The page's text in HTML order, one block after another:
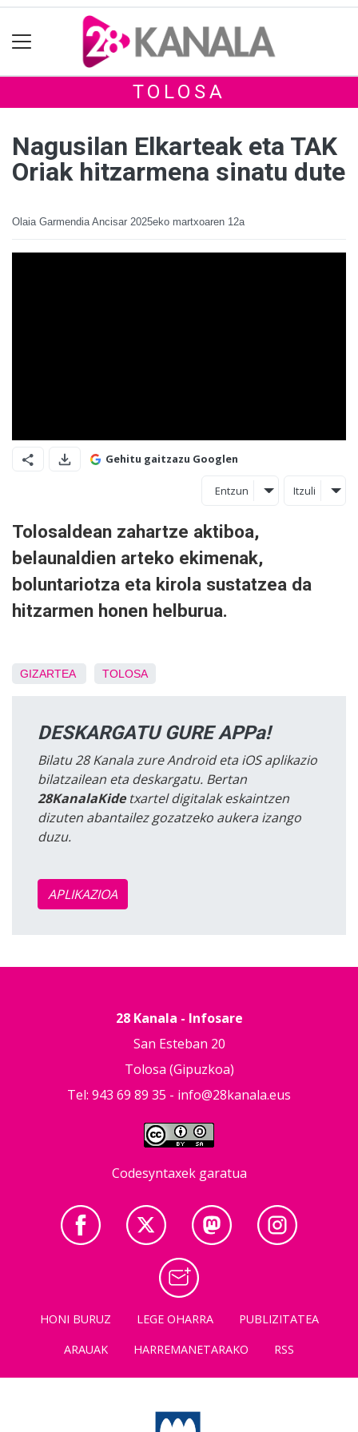
TOLOSA
Nagusilan Elkarteak eta TAK
Oriak hitzarmena sinatu dute
Olaia Garmendia Ancisar 2025eko martxoaren 12a
Gehitu gaitzazu Googlen
Entzun Itzuli
Tolosaldean zahartze aktiboa,
belaunaldien arteko ekimenak,
boluntariotza eta kirola sustatzea da
hitzarmen honen helburua.
GIZARTEA TOLOSA
DESKARGATU GURE APPa!
Bilatu 28 Kanala zure Android eta iOS aplikazio
bilatzailean eta deskargatu. Bertan
28KanalaKidetxartel digitalak eskaintzen
dizuten abantailez gozatzeko aukera izango
duzu.
APLIKAZIOA
28 Kanala - Infosare
San Esteban 20
Tolosa (Gipuzkoa)
Tel: 943 69 89 35 - info@28kanala.eus
Codesyntaxek garatua
HONI BURUZ LEGE OHARRA
PUBLIZITATEA
ARAUAK
HARREMANETARAKO RSS